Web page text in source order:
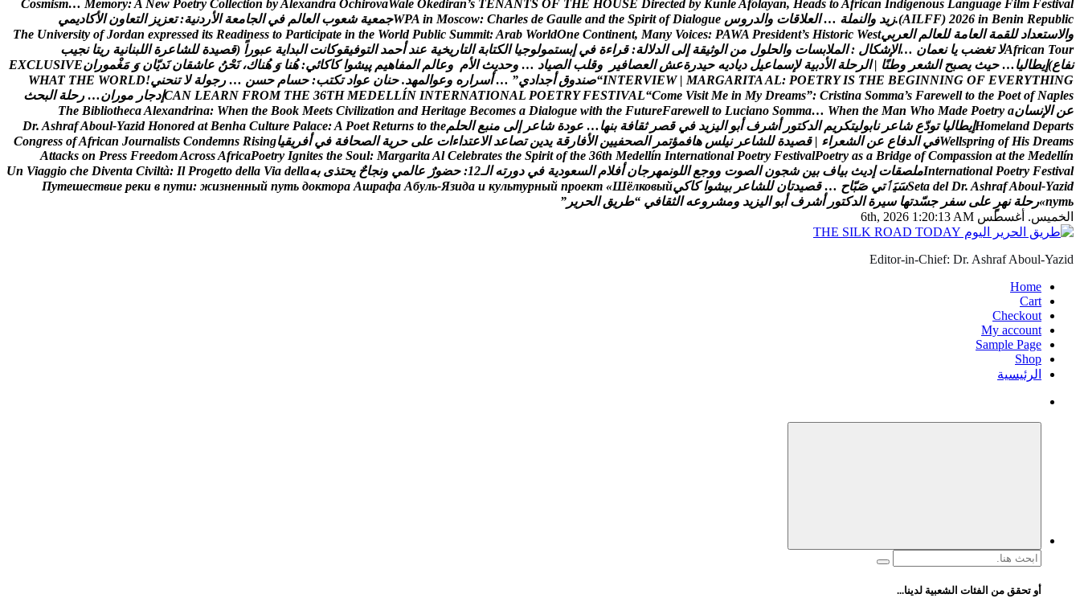
Cosmism… Memory:A New Poetry Collection byAlexandra OchirovaWale Okediran’s TENANTS OF THE HOUSE Directed by KunleAfolayan, Heads toAfrican Indigenous Language Film Festival
(AILFF) 2026 in Benin Republic
.زيد والنملة … العلقات والدر وس WPA in Moscow: Charles de Gaulle and the Spirit of Dialogue جمعية شعوب العالم في الجامعة الردنية: تعزيز التعاون الكاديمي
والستعداد للقمة العامة للعالم العربي The University of Jordan expressed its Readiness to Participate in the World Public Summit:Arab WorldOne Continent, Many Voices: PAWA President’s Historic West
African Tour ل تغضب يا نعمان …الشكال : الملبسات والحلول من الوثيقة إلى الدللة: قراءة في إبستمولوجيا الكتابة التاريخية عند أحمد التوفيقوكانت البداية عبورا (قصيدة للشاعرة اللبنانية ريتا نجيب
نفاع)إيطاليا… حيث يصبح الشعر وطنا | الرحلة الدبية لسماعيل دياديه حيدرةعش العصافير وقلب الصياد … وحديث الم وعالم المفاهيم پیشوا کاکائي: هنا و هناك، نحن عاشقان نديان و مغموران EXCLUSIVE
INTERVIEW | MARGARITA AL: POETRY IS THE BEGINNING OF EVERYTHING
“صندوق أجدادي”
… أسراره وعوالمهد. حنان عواد تكتب: حسام حسن … رجولة ل تنحني!
WHAT THE WORLD
CAN LEARN FROM THE 36TH MEDELLÍN INTERNATIONAL POETRY FESTIVAL“Come Visit Me in My Dreams”: Cristina Somma’s Farewell to the Poet of Naples إدجار موران… رحلة البحث
عن النسان The BibliothecaAlexandrina: When the Book Meets Civilization and Heritage Becomes a Dialogue with the FutureFarewell to Luciano Somma… When the Man Who Made Poetry a
Homeland Departs إيطاليا تودع شاعر نابوليتكريم الدكتور أشرف أبو اليزيد في قصر ثقافة بنها… عودة شاعر إلى منبع الحلم Dr. AshrafAboul-Yazid Honored at Benha Culture Palace:A Poet Returns to the
Wellspring of His Dreams في الدفاع عن الشعراء | قصيدة للشاعر نيلس هافمؤتمر الصحفيين الفارقة يدين تصاعد العتداءات على حرية الصحافة في أفريقيا Congress ofAfrican Journalists Condemns Rising
Attacks on Press FreedomAcrossAfricaPoetry Ignites the Soul: MargaritaAl Celebrates the Spirit of the 36th Medellín International Poetry FestivalPoetry as a Bridge of Compassion at the Medellín
International Poetry Festival ملصقات إديث بياف بين شجون الصوت ووجع اللونمهرجان أفلم السعودية في دورته الـ 12
: حضور عالمي ونجاح يحتذى به Un Viaggio che Diventa Civiltà: Il Progetto della Via della
Seta del Dr. AshrafAboul-Yazid سيٲتي صباح … قصيدتان للشاعر بيشوا كاكي Путешествие реки в пути: жизненный путь доктора Ашрафа Абуль-Язида и культурный проект «Шёлковый
путь
»رحلة نهر على سفر جسدتها سيرة الدكتور أشرف أبو اليزيد ومشر وعه الثقافي “طريق الحرير ”
الخميس. أغسطس 6th, 2026 1:20:14 AM
Editor-in-Chief: Dr. Ashraf Aboul-Yazid
Home
Cart
Checkout
My account
Sample Page
Shop
الرئيسية
البحث
أو تحقق من الفئات الشعبية لدينا...